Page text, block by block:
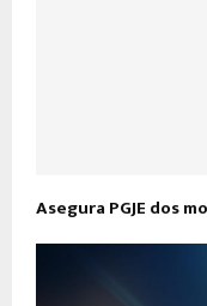
Asegura PGJE dos